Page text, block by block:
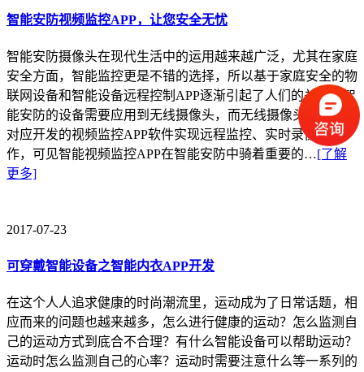
智能安防视频监控APP，让您安全无忧
智能安防摄像头在现代生活中的运用越来越广泛，尤其在家庭
安全方面，智能监控更是不错的选择，所以基于家庭安全的物
联网设备和智能设备远程控制APP逐渐引起了人们的关注。智
能安防的设备需要应用到无线摄像头，而无线摄像头通过与其
对应开发的视频监控APP软件实现远程监控、实时录像等操
作，可见智能视频监控APP在智能安防中骑着重要的…[了解
更多]
2017-07-23
可穿戴智能设备之智能内衣APP开发
在这个人人追求健康的时尚潮流里，运动成为了日常话题，相
应而来的问题也越来越多，怎么进行健康的运动？怎么监测自
己的运动方式到底合不合理？有什么智能设备可以帮助运动？
运动时怎么监测自己的心率？运动时需要注意什么等一系列的